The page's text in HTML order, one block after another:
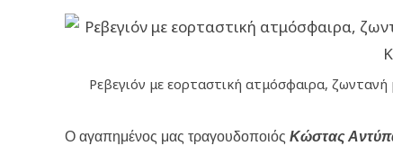
Ρεβεγιόν με εορταστική ατμόσφαιρα, ζωντανή
Ο αγαπημένος μας τραγουδοποιός Κώστας